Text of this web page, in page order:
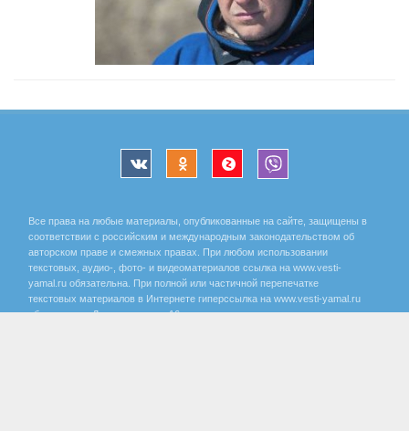
Все права на любые материалы, опубликованные на сайте, защищены в
соответствии с российским и международным законодательством об
авторском праве и смежных правах. При любом использовании
текстовых, аудио-, фото- и видеоматериалов ссылка на www.vesti-
yamal.ru обязательна. При полной или частичной перепечатке
текстовых материалов в Интернете гиперссылка на www.vesti-yamal.ru
обязательна. Для лиц старше 16 лет.